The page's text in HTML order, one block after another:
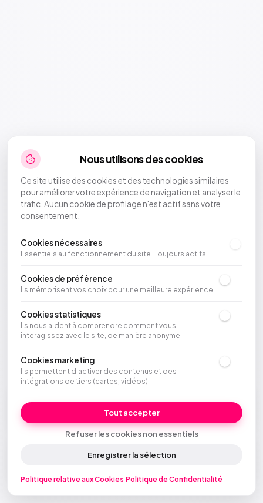
Entreprise Contrôle
Site Agent
Nous utilisons des cookies
Ce site utilise des cookies et des technologies similaires
pour améliorer votre expérience de navigation et analyser le
trafic. Aucun cookie de profilage n'est actif sans votre
consentement.
Cookies nécessaires
Essentiels au fonctionnement du site. Toujours actifs.
Cookies de préférence
Ils mémorisent vos choix pour une meilleure expérience.
Cookies statistiques
Ils nous aident à comprendre comment vous
interagissez avec le site, de manière anonyme.
Cookies marketing
Ils permettent d'activer des contenus et des
intégrations de tiers (cartes, vidéos).
Refuser les cookies non essentiels
Enregistrer la sélection
Tout accepter
Politique relative aux Cookies·Politique de Confidentialité